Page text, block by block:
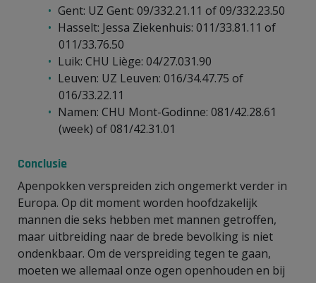
Gent: UZ Gent: 09/332.21.11 of 09/332.23.50
Hasselt: Jessa Ziekenhuis: 011/33.81.11 of
011/33.76.50
Luik: CHU Liège: 04/27.031.90
Leuven: UZ Leuven: 016/34.47.75 of
016/33.22.11
Namen: CHU Mont-Godinne: 081/42.28.61
(week) of 081/42.31.01
Conclusie
Apenpokken verspreiden zich ongemerkt verder in
Europa. Op dit moment worden hoofdzakelijk
mannen die seks hebben met mannen getroffen,
maar uitbreiding naar de brede bevolking is niet
ondenkbaar. Om de verspreiding tegen te gaan,
moeten we allemaal onze ogen openhouden en bij